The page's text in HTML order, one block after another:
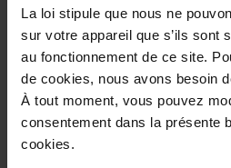
La loi stipule que nous ne
sur votre appareil que s’ils sont
au fonctionnement de ce site.
de cookies, nous avons besoin
À tout moment, vous pouvez
consentement dans la présente
cookies.
GRES
GUCCI
GUERLAIN
GUESS